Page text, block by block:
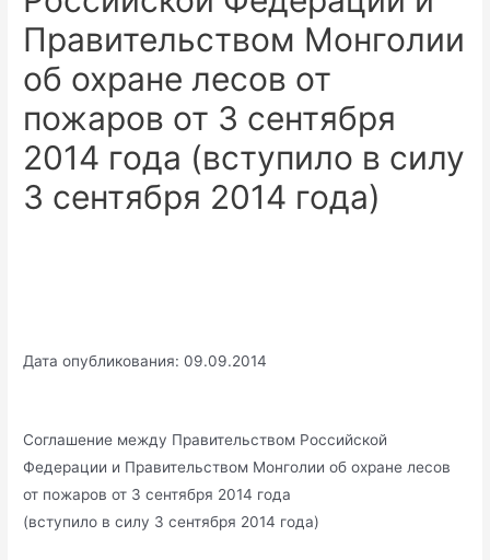
Правительством Монголии
об охране лесов от
пожаров от 3 сентября
2014 года (вступило в силу
3 сентября 2014 года)
Дата опубликования: 09.09.2014
Соглашение между Правительством Российской
Федерации и Правительством Монголии об охране лесов
от пожаров от 3 сентября 2014 года
(вступило в силу 3 сентября 2014 года)